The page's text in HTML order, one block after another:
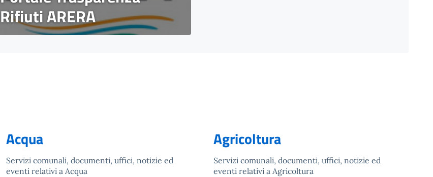
Rifiuti ARERA
Acqua
Servizi comunali, documenti, uffici, notizie ed
eventi relativi a Acqua
Agricoltura
Servizi comunali, documenti, uffici, notizie ed
eventi relativi a Agricoltura